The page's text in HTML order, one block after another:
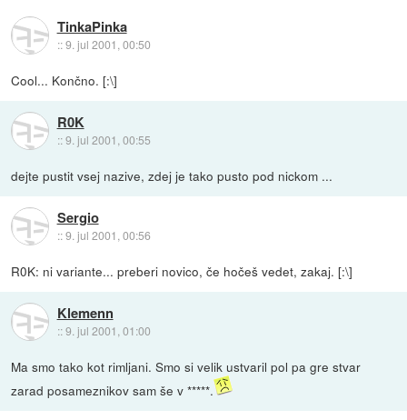
TinkaPinka
::9. jul 2001, 00:50
Cool... Končno. [:\]
R0K
::9. jul 2001, 00:55
dejte pustit vsej nazive, zdej je tako pusto pod nickom ...
Sergio
::9. jul 2001, 00:56
R0K: ni variante... preberi novico, če hočeš vedet, zakaj. [:\]
Klemenn
::9. jul 2001, 01:00
Ma smo tako kot rimljani. Smo si velik ustvaril pol pa gre stvar
zarad posameznikov sam še v *****.